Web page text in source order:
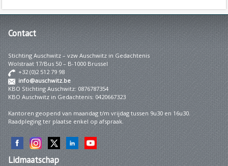
Contact
Stichting Auschwitz – vzw Auschwitz in Gedachtenis
Wolstraat 17/Bus 50 – B-1000 Brussel
+32 (0)2 512 79 98
info@auschwitz.be
KBO Stichting Auschwitz: 0876787354
KBO Auschwitz in Gedachtenis: 0420667323
Kantoren geopend van maandag t/m vrijdag tussen 9u30 en 16u30.
Raadpleging ter plaatse enkel op afspraak.
Lidmaatschap